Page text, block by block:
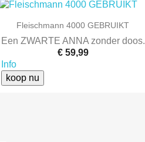
 Snel bekijken
Fleischmann 4000 GEBRUIKT
Een ZWARTE ANNA zonder doos.
€ 59,99
Info
koop nu